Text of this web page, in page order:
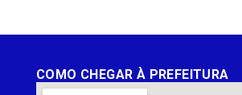
COMO CHEGAR À PREFEITURA